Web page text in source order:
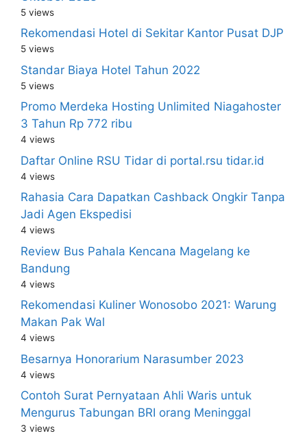
5 views
Rekomendasi Hotel di Sekitar Kantor Pusat DJP
5 views
Standar Biaya Hotel Tahun 2022
5 views
Promo Merdeka Hosting Unlimited Niagahoster
3 Tahun Rp 772 ribu
4 views
Daftar Online RSU Tidar di portal.rsu tidar.id
4 views
Rahasia Cara Dapatkan Cashback Ongkir Tanpa
Jadi Agen Ekspedisi
4 views
Review Bus Pahala Kencana Magelang ke
Bandung
4 views
Rekomendasi Kuliner Wonosobo 2021: Warung
Makan Pak Wal
4 views
Besarnya Honorarium Narasumber 2023
4 views
Contoh Surat Pernyataan Ahli Waris untuk
Mengurus Tabungan BRI orang Meninggal
3 views